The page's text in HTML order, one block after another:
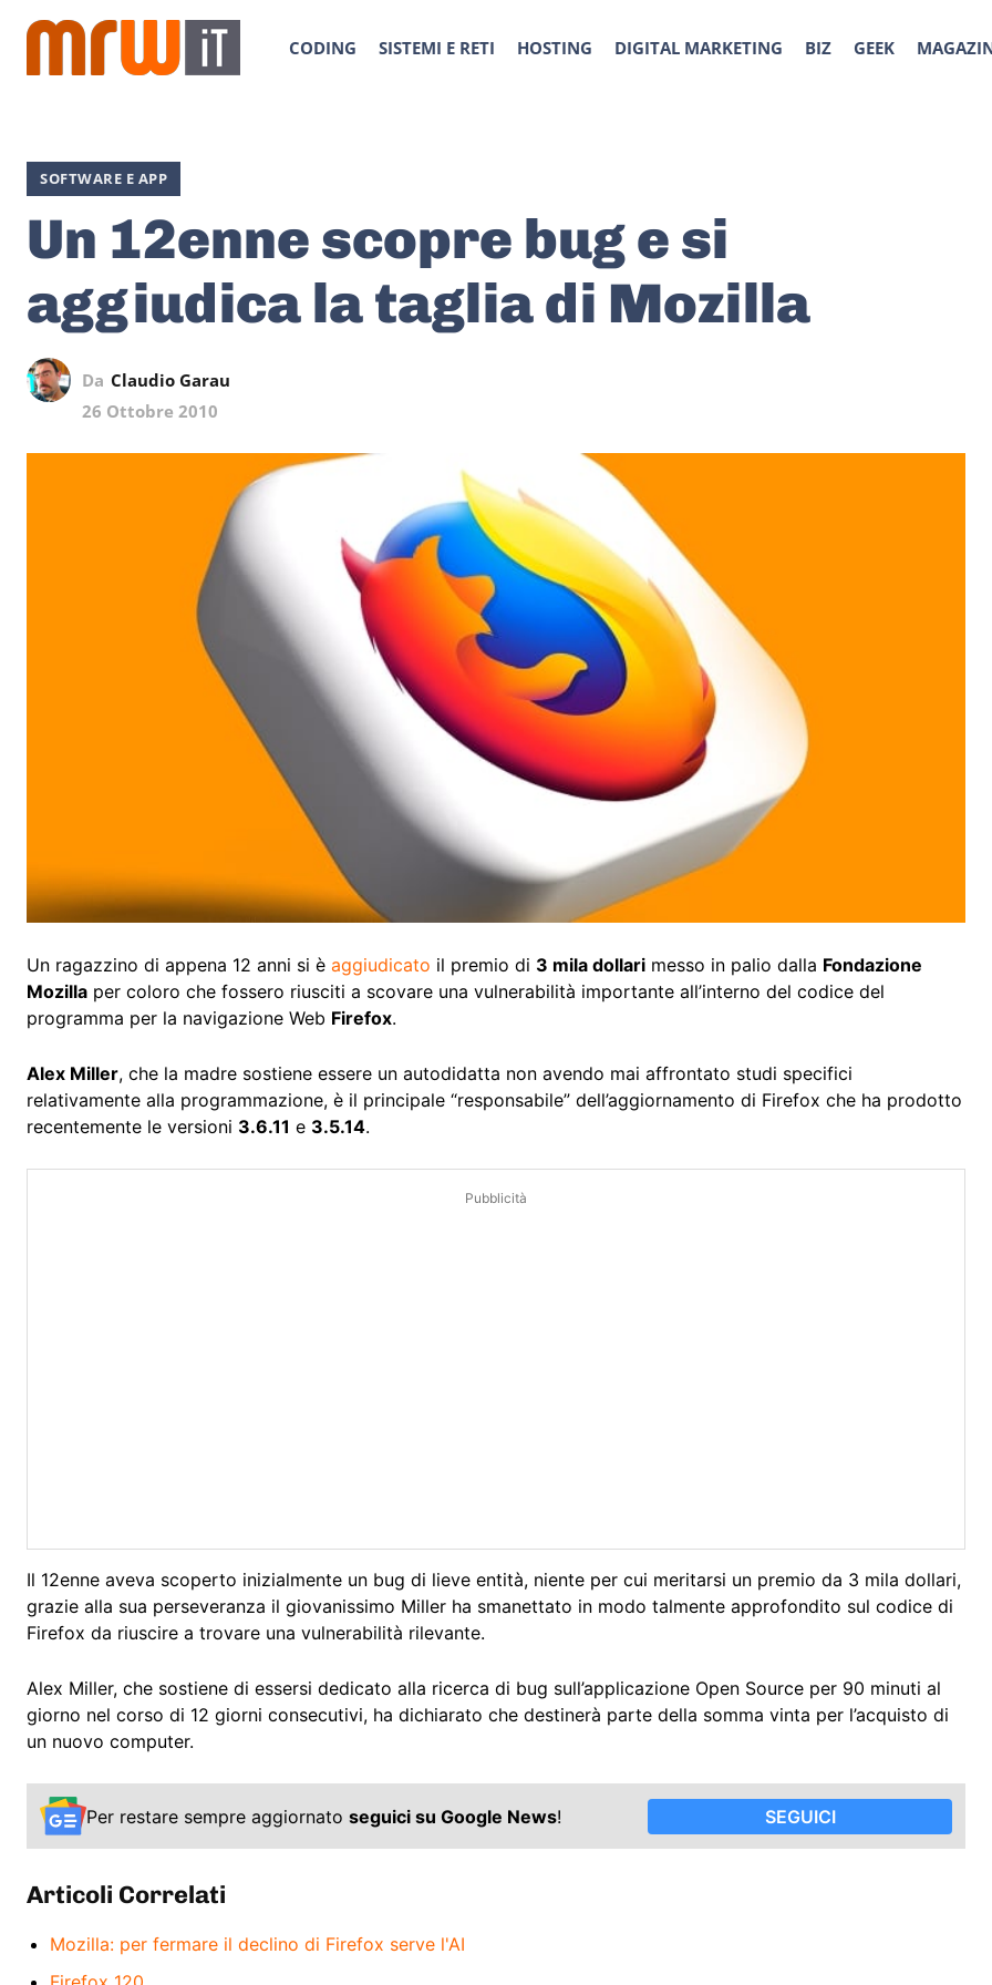
CODING SISTEMI E RETI HOSTING DIGITAL MARKETING BIZ GEEK
SOFTWARE E APP
Un 12enne scopre bug e si
aggiudica la taglia di Mozilla
Da Claudio Garau
26 Ottobre 2010
Un ragazzino di appena 12 anni si è aggiudicato il premio di 3 mila dollari messo in palio dalla Fondazione
Mozilla per coloro che fossero riusciti a scovare una vulnerabilità importante all’interno del codice del
programma per la navigazione Web Firefox.
Alex Miller, che la madre sostiene essere un autodidatta non avendo mai affrontato studi specifici
relativamente alla programmazione, è il principale “responsabile” dell’aggiornamento di Firefox che ha prodotto
recentemente le versioni 3.6.11 e 3.5.14.
Pubblicità
Il 12enne aveva scoperto inizialmente un bug di lieve entità, niente per cui meritarsi un premio da 3 mila dollari,
grazie alla sua perseveranza il giovanissimo Miller ha smanettato in modo talmente approfondito sul codice di
Firefox da riuscire a trovare una vulnerabilità rilevante.
Alex Miller, che sostiene di essersi dedicato alla ricerca di bug sull’applicazione Open Source per 90 minuti al
giorno nel corso di 12 giorni consecutivi, ha dichiarato che destinerà parte della somma vinta per l’acquisto di
un nuovo computer.
Per restare sempre aggiornato seguici su Google News! SEGUICI
Articoli Correlati
Mozilla: per fermare il declino di Firefox serve l'AI